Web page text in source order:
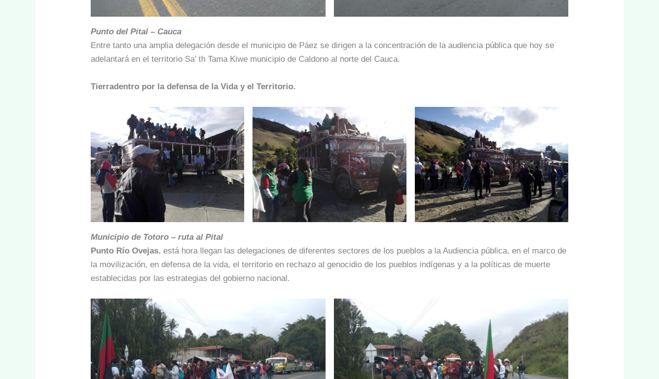
Punto del Pital – Cauca
Entre tanto una amplia delegación desde el municipio de Páez se dirigen a la concentración de la audiencia pública que hoy se
adelantará en el territorio Sa’ th Tama Kiwe municipio de Caldono al norte del Cauca.
Tierradentro por la defensa de la Vida y el Territorio.
Municipio de Totoro – ruta al Pital
Punto Río Ovejas. está hora llegan las delegaciones de diferentes sectores de los pueblos a la Audiencia pública, en el marco de
la movilización, en defensa de la vida, el territorio en rechazo al genocidio de los pueblos indígenas y a la políticas de muerte
establecidas por las estrategias del gobierno nacional.